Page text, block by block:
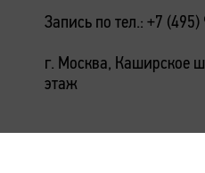
Запись по тел.: +7
г. Москва, Каширское
этаж